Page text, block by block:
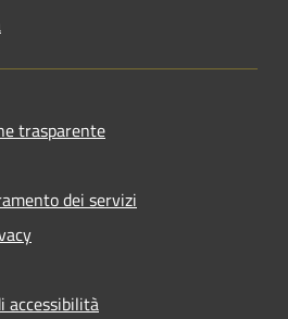
trasparente
dei servizi
accessibilità